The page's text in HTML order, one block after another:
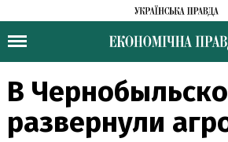
В
развернули